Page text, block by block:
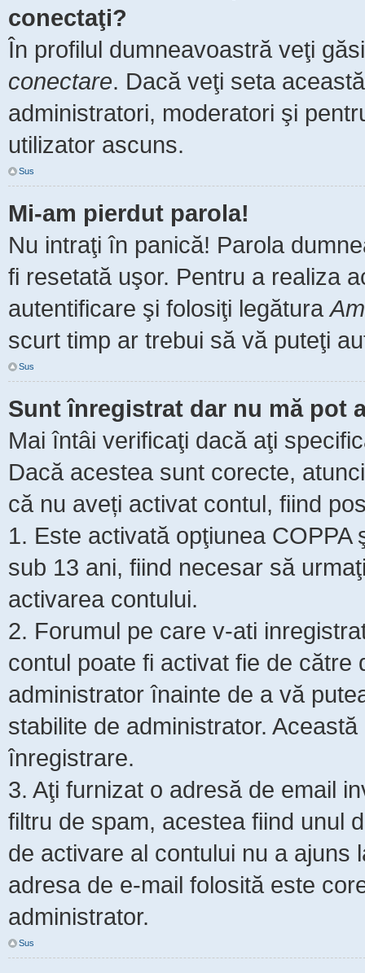
conectaţi?
În profilul dumneavoastră veţi
conectare. Dacă veţi seta
administratori, moderatori şi
utilizator ascuns.
Sus
Mi-am pierdut parola!
Nu intraţi în panică! Parola
fi resetată uşor. Pentru a realiza
autentificare şi folosiţi legătura
scurt timp ar trebui să vă puteţi
Sus
Sunt înregistrat dar nu mă pot
Mai întâi verificaţi dacă aţi
Dacă acestea sunt corecte,
că nu aveți activat contul, fiind
1. Este activată opţiunea
sub 13 ani, fiind necesar să
activarea contului.
2. Forumul pe care v-ati
contul poate fi activat fie de
administrator înainte de a vă
stabilite de administrator.
înregistrare.
3. Aţi furnizat o adresă de email
filtru de spam, acestea fiind unul
de activare al contului nu a ajuns
adresa de e-mail folosită este
administrator.
Sus